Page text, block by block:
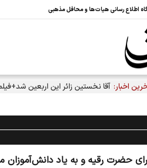
اطلاع رسانی هیات‌ها و محافل مذهبی
اخبار: آقا نخستین زائر این اربعین
حضرت رقیه و به یاد دانش‌آموزان